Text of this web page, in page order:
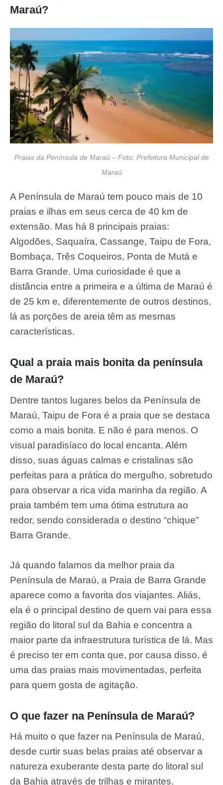
Maraú?
Praias da Península de Maraú – Foto: Prefeitura Municipal de
Maraú
A Península de Maraú tem pouco mais de 10
praias e ilhas em seus cerca de 40 km de
extensão. Mas há 8 principais praias:
Algodões, Saquaíra, Cassange, Taipu de Fora,
Bombaça, Três Coqueiros, Ponta de Mutá e
Barra Grande. Uma curiosidade é que a
distância entre a primeira e a última de Maraú é
de 25 km e, diferentemente de outros destinos,
lá as porções de areia têm as mesmas
características.
Qual a praia mais bonita da península
de Maraú?
Dentre tantos lugares belos da Península de
Maraú, Taipu de Fora é a praia que se destaca
como a mais bonita. E não é para menos. O
visual paradisíaco do local encanta. Além
disso, suas águas calmas e cristalinas são
perfeitas para a prática do mergulho, sobretudo
para observar a rica vida marinha da região. A
praia também tem uma ótima estrutura ao
redor, sendo considerada o destino “chique”
Barra Grande.
Já quando falamos da melhor praia da
Península de Maraú, a Praia de Barra Grande
aparece como a favorita dos viajantes. Aliás,
ela é o principal destino de quem vai para essa
região do litoral sul da Bahia e concentra a
maior parte da infraestrutura turística de lá. Mas
é preciso ter em conta que, por causa disso, é
uma das praias mais movimentadas, perfeita
para quem gosta de agitação.
O que fazer na Península de Maraú?
Há muito o que fazer na Península de Maraú,
desde curtir suas belas praias até observar a
natureza exuberante desta parte do litoral sul
da Bahia através de trilhas e mirantes.